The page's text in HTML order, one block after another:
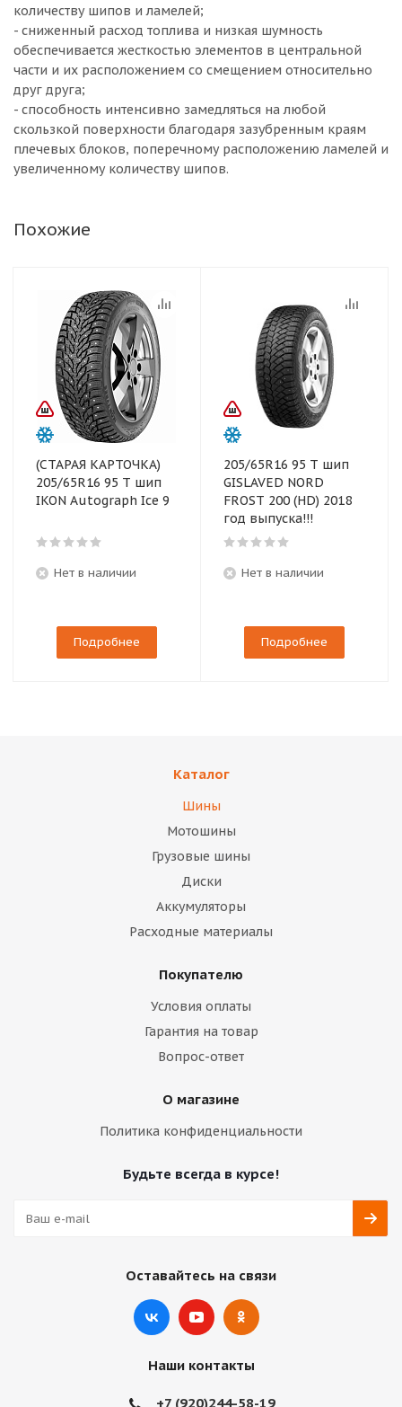
количеству шипов и ламелей;
- сниженный расход топлива и низкая шумность
обеспечивается жесткостью элементов в центральной
части и их расположением со смещением относительно
друг друга;
- способность интенсивно замедляться на любой
скользкой поверхности благодаря зазубренным краям
плечевых блоков, поперечному расположению ламелей и
увеличенному количеству шипов.
Похожие
(СТАРАЯ КАРТОЧКА)
205/65R16 95 T шип
IKON Autograph Ice 9
Нет в наличии
Подробнее
205/65R16 95 T шип
GISLAVED NORD
FROST 200 (HD) 2018
год выпуска!!!
Нет в наличии
Подробнее
Каталог
Шины
Мотошины
Грузовые шины
Диски
Аккумуляторы
Расходные материалы
Покупателю
Условия оплаты
Гарантия на товар
Вопрос-ответ
О магазине
Политика конфиденциальности
Будьте всегда в курсе!
Оставайтесь на связи
Наши контакты
+7 (920)244-58-19